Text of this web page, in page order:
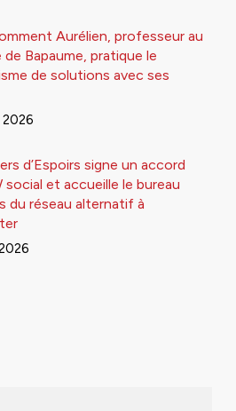
Aurélien, professeur au
de Bapaume, pratique le
de solutions avec ses
d’Espoirs signe un accord
social et accueille le bureau
du réseau alternatif à